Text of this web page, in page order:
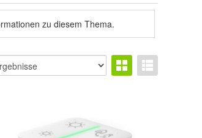
zu diesem Thema.